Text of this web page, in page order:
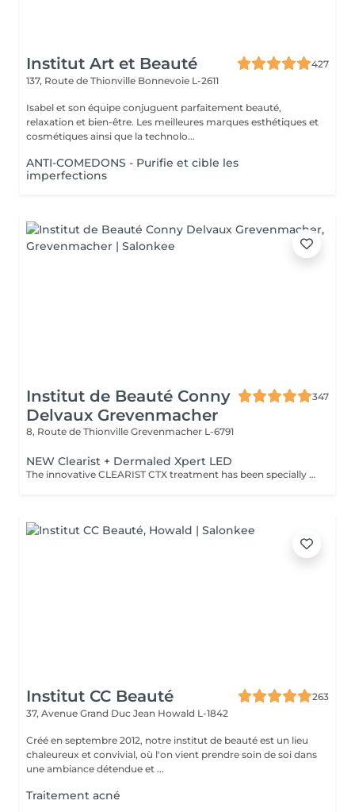
Institut Art et Beauté
427
137, Route de Thionville Bonnevoie L-2611
Isabel et son équipe conjuguent parfaitement beauté,
relaxation et bien-être. Les meilleures marques esthétiques et
cosmétiques ainsi que la technolo...
ANTI-COMEDONS - Purifie et cible les
imperfections
Institut de Beauté Conny
Delvaux Grevenmacher
347
8, Route de Thionville Grevenmacher L-6791
NEW Clearist + Dermaled Xpert LED
The innovative CLEARIST CTX treatment has been specially developed for blemished, oily and acne-prone skin. This exclusive treatment concept combines highly effective active ingredients with modern DERMALED XPERT LED phototherapy. Blue LED light has an antibacterial effect and helps to clear the skin, whilst red LED light has a soothing effect and promotes natural regeneration. The result is a visibly refined, more balanced complexion with fewer blemishes and redness gentle, effective and with no downtime.
Institut CC Beauté
263
37, Avenue Grand Duc Jean Howald L-1842
Créé en septembre 2012, notre institut de beauté est un lieu
chaleureux et convivial, où l'on vient prendre soin de soi dans
une ambiance détendue et ...
Traitement acné